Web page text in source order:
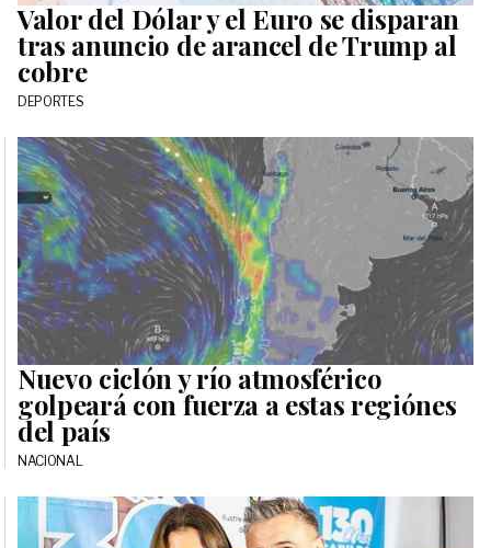
Valor del Dólar y el Euro se disparan
tras anuncio de arancel de Trump al
cobre
DEPORTES
Nuevo ciclón y río atmosférico
golpeará con fuerza a estas regiónes
del país
NACIONAL